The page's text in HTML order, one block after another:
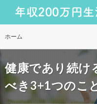
ホーム
健康であり続け
べき3+1つのこ